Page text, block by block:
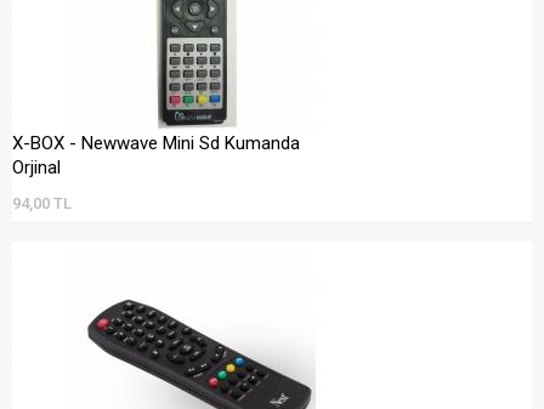
X-BOX - Newwave Mini Sd Kumanda
Orjinal
94,00 TL